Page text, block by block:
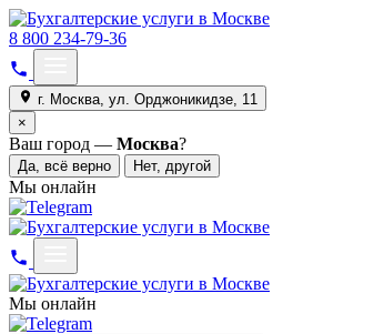
8 800 234-79-36
г. Москва, ул. Орджоникидзе, 11
×
Ваш город — Москва?
Да, всё верно Нет, другой
Мы онлайн
Мы онлайн